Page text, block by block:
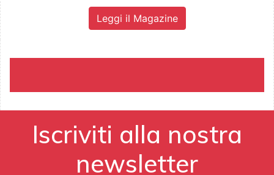
Leggi il Magazine
Iscriviti alla nostra
newsletter